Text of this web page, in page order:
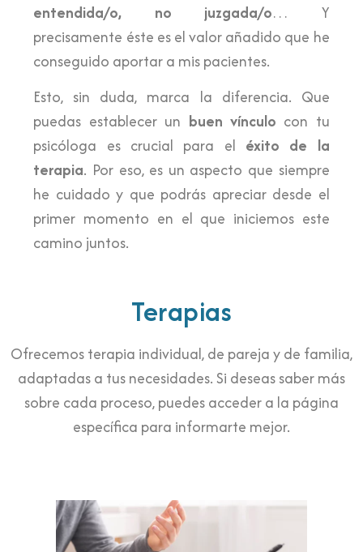
entendida/o, no juzgada/o… Y
precisamente éste es el valor añadido que he
conseguido aportar a mis pacientes.
Esto, sin duda, marca la diferencia. Que
puedas establecer un buen vínculo con tu
psicóloga es crucial para el éxito de la
terapia. Por eso, es un aspecto que siempre
he cuidado y que podrás apreciar desde el
primer momento en el que iniciemos este
camino juntos.
Terapias
Ofrecemos terapia individual, de pareja y de familia,
adaptadas a tus necesidades. Si deseas saber más
sobre cada proceso, puedes acceder a la página
específica para informarte mejor.